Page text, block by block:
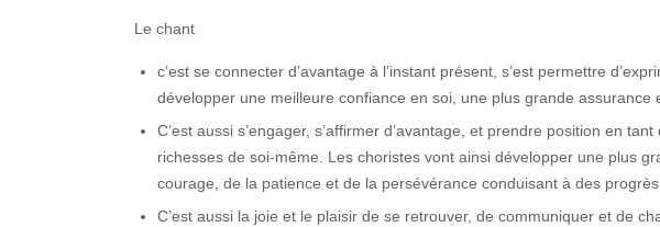
Le chant
c’est se connecter d’avantage à l’instant présent, s’est permettre
développer une meilleure confiance en soi, une plus grande assurance
C’est aussi s’engager, s’affirmer d’avantage, et prendre position en
richesses de soi-même. Les choristes vont ainsi développer une plus
courage, de la patience et de la persévérance conduisant à des progrès.
C’est aussi la joie et le plaisir de se retrouver, de communiquer et de